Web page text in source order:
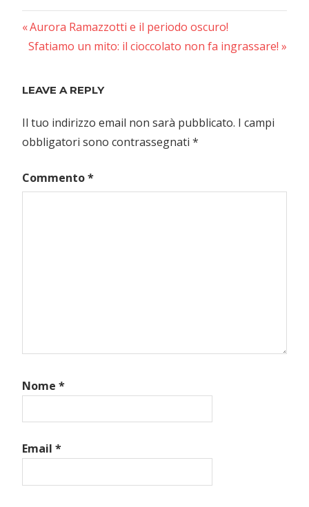
Navigazione
Previous
Post:
Aurora Ramazzotti e il periodo oscuro!
Next
Sfatiamo un mito: il cioccolato non fa ingrassare!
LEAVE A REPLY
Il tuo indirizzo email non sarà pubblicato. I campi
obbligatori sono contrassegnati *
Commento*
Nome *
Email *